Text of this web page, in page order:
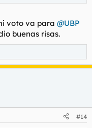
voto va para @UBP
buenas risas.
#14